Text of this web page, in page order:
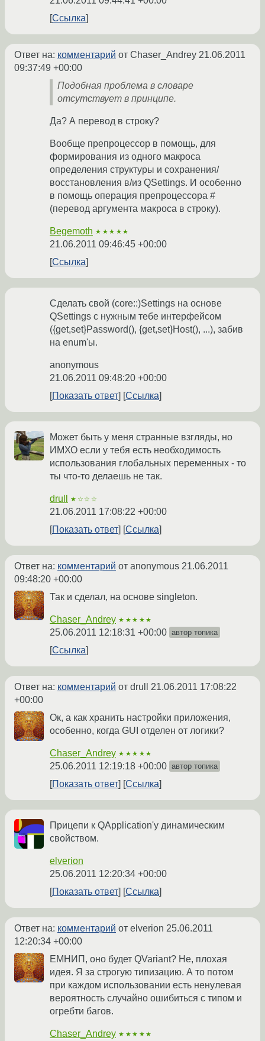
Ссылка
Ответ на: комментарий от Chaser_Andrey 21.06.2011
09:37:49 +00:00
Подобная проблема в словаре
отсутствует в принципе.
Да? А перевод в строку?
Вообще препроцессор в помощь, для
формирования из одного макроса
определения структуры и сохранения/
восстановления в/из QSettings. И особенно
в помощь операция препроцессора #
(перевод аргумента макроса в строку).
Begemoth ★★★★★
21.06.2011 09:46:45 +00:00
Ссылка
Сделать свой (core::)Settings на основе
QSettings с нужным тебе интерфейсом
({get,set}Password(), {get,set}Host(), ...), забив
на enum'ы.
anonymous
21.06.2011 09:48:20 +00:00
Показать ответ
Ссылка
Может быть у меня странные взгляды, но
ИМХО если у тебя есть необходимость
использования глобальных переменных - то
ты что-то делаешь не так.
drull ★☆☆☆
21.06.2011 17:08:22 +00:00
Показать ответ
Ссылка
Ответ на: комментарий от anonymous 21.06.2011
09:48:20 +00:00
Так и сделал, на основе singleton.
Chaser_Andrey ★★★★★
25.06.2011 12:18:31 +00:00 автор топика
Ссылка
Ответ на: комментарий от drull 21.06.2011 17:08:22
+00:00
Ок, а как хранить настройки приложения,
особенно, когда GUI отделен от логики?
Chaser_Andrey ★★★★★
25.06.2011 12:19:18 +00:00 автор топика
Показать ответ Ссылка
Прицепи к QApplication'у динамическим
свойством.
elverion
25.06.2011 12:20:34 +00:00
Показать ответ
Ссылка
Ответ на: комментарий от elverion 25.06.2011
12:20:34 +00:00
ЕМНИП, оно будет QVariant? Не, плохая
идея. Я за строгую типизацию. А то потом
при каждом использовании есть ненулевая
вероятность случайно ошибиться с типом и
огребти багов.
Chaser_Andrey ★★★★★